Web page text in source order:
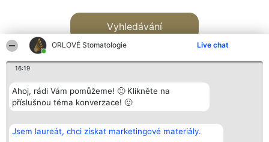
ORLOVÉ Stomatologie Live chat
16:19
Ahoj, rádi Vám pomůžeme! 🙂 Klikněte na
příslušnou téma konverzace! 🙂
Jsem laureát, chci získat marketingové materiály.
Vyhledávání
Bright Side Solutions sp. z o.
o. sp. k.
Vítězové
Seznam všech
Kontakt